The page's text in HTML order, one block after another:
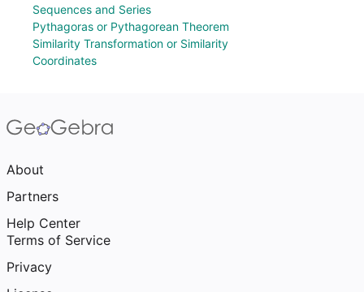
Sequences and Series
Pythagoras or Pythagorean Theorem
Similarity Transformation or Similarity
Coordinates
About
Partners
Help Center
Terms of Service
Privacy